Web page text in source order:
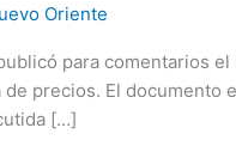
Oriente
para comentarios
precios. El documento
[…]